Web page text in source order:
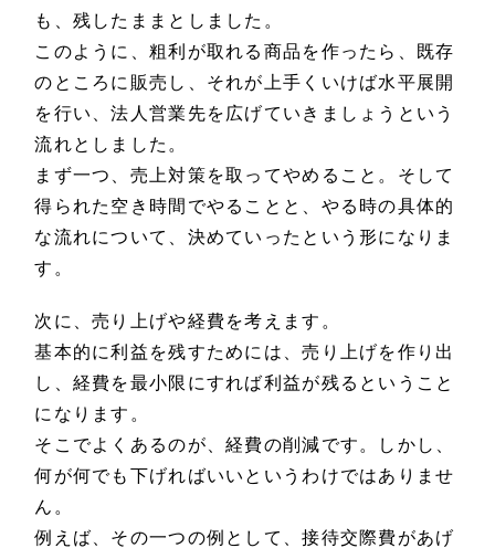
も、残したままとしました。
このように、粗利が取れる商品を作ったら、既存
のところに販売し、それが上手くいけば水平展開
を行い、法人営業先を広げていきましょうという
流れとしました。
まず一つ、売上対策を取ってやめること。そして
得られた空き時間でやることと、やる時の具体的
な流れについて、決めていったという形になりま
す。
次に、売り上げや経費を考えます。
基本的に利益を残すためには、売り上げを作り出
し、経費を最小限にすれば利益が残るということ
になります。
そこでよくあるのが、経費の削減です。しかし、
何が何でも下げればいいというわけではありませ
ん。
例えば、その一つの例として、接待交際費があげ